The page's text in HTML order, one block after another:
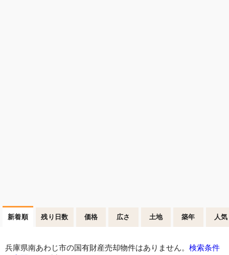
新着順 残り日数 価格 広さ 土地 築年 人気
兵庫県南あわじ市の国有財産売却物件はありません。 検索条件